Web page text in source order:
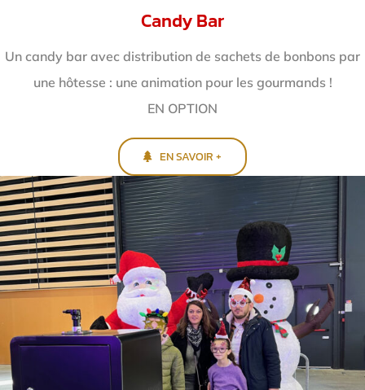
Candy Bar
Un candy bar avec distribution de sachets de bonbons par
une hôtesse : une animation pour les gourmands !
EN OPTION
EN SAVOIR +